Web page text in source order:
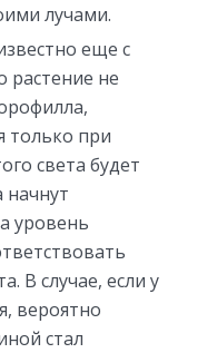
лучами.
еще с
растение не
только при
света будет
начнут
уровень
В случае, если у
вероятно
стал